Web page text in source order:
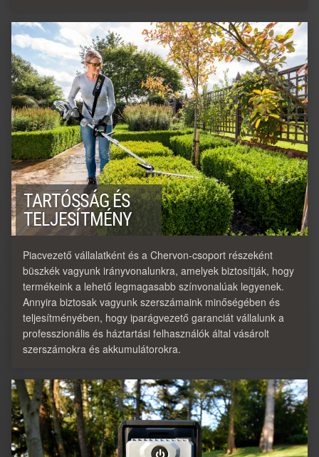
TARTÓSSÁG ÉS
TELJESÍTMÉNY
Piacvezető vállalatként és a Chervon-csoport részeként
büszkék vagyunk irányvonalunkra, amelyek biztosítják, hogy
termékeink a lehető legmagasabb színvonalúak legyenek.
Annyira biztosak vagyunk szerszámaink minőségében és
teljesítményében, hogy iparágvezető garanciát vállalunk a
professzionális és háztartási felhasználók által vásárolt
szerszámokra és akkumulátorokra.